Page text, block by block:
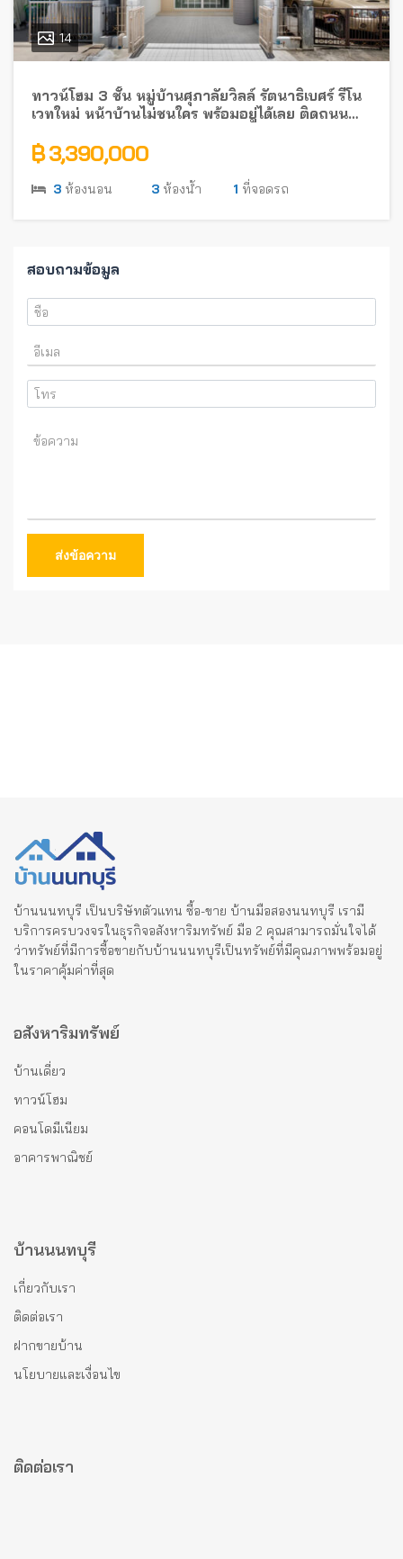
14
ทาวน์โฮม 3 ชั้น หมู่บ้านศุภาลัยวิลล์ รัตนาธิเบศร์ รีโน
เวทใหม่ หน้าบ้านไม่ชนใคร พร้อมอยู่ได้เลย ติดถนน
฿ 3,390,000
3 ห้องนอน 3 ห้องน้ำ 1 ที่จอดรถ
สอบถามข้อมูล
ส่งข้อความ
บ้านนนทบุรี เป็นบริษัทตัวแทน ซื้อ-ขาย บ้านมือสองนนทบุรี เรามี
บริการครบวงจรในธุรกิจอสังหาริมทรัพย์ มือ 2 คุณสามารถมั่นใจได้
ว่าทรัพย์ที่มีการซื้อขายกับบ้านนนทบุรีเป็นทรัพย์ที่มีคุณภาพพร้อมอยู่
ในราคาคุ้มค่าที่สุด
อสังหาริมทรัพย์
บ้านเดี่ยว
ทาวน์โฮม
คอนโดมีเนียม
อาคารพาณิชย์
บ้านนนทบุรี
เกี่ยวกับเรา
ติดต่อเรา
ฝากขายบ้าน
นโยบายและเงื่อนไข
ติดต่อเรา